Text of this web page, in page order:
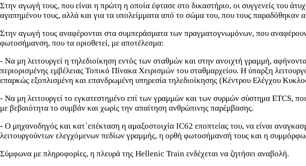
Στην αγωγή τους, που είναι η πρώτη η οποία έφτασε στο δικαστήριο, οι συγγενείς του
αγαπημένου τους, αλλά και για τα υπολείμματα από το σώμα του, που τους παραδόθηκαν
Στην αγωγή τους αναφέρονται στα συμπεράσματα των πραγματογνωμόνων, που
φωτοσήμανση, που τα οριοθετεί, με αποτέλεσμα:
- Να μη λειτουργεί η τηλεδιοίκηση εντός των σταθμών και στην ανοιχτή γραμμή,
περιορισμένης εμβέλειας Τοπικό Πίνακα Χειρισμών του σταθμαρχείου. Η ύπαρξη
επαρκώς εξοπλισμένη και επανδρωμένη υπηρεσία τηλεδιοίκησης (Κέντρου Ελέγχου
- Να μη λειτουργεί το εγκατεστημένο επί των γραμμών και των συρμών σύστημα ETCS,
με βεβαιότητα το συμβάν και χωρίς την απαίτηση ανθρώπινης παρέμβασης.
- Ο μηχανοδηγός και κατ΄επέκταση η αμαξοστοιχία IC62 εποπτείας του, να είναι
λειτουργούντων ελεγχόμενων πεδίων γραμμής, η ορθή φωτοσήμανσή τους και η
Σύμφωνα με πληροφορίες, η πλευρά της Hellenic Train ενδέχεται να ζητήσει αναβολή.